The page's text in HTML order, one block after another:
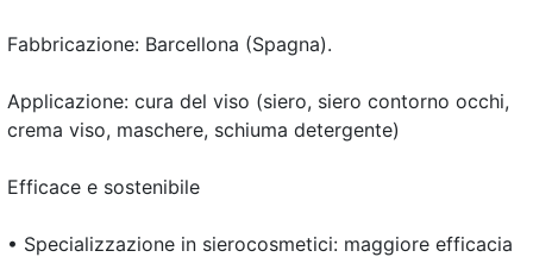
Fabbricazione: Barcellona (Spagna).
Applicazione: cura del viso (siero, siero contorno occhi,
crema viso, maschere, schiuma detergente)
Efficace e sostenibile
• Specializzazione in sierocosmetici: maggiore efficacia